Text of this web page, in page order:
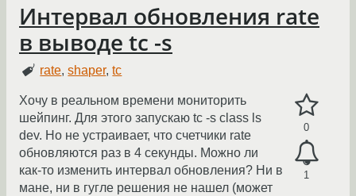
Интервал обновления rate
в выводе tc -s
rate,shaper,tc
0
1
Хочу в реальном времени мониторить
шейпинг. Для этого запускаю tc -s class ls
dev. Но не устраивает, что счетчики rate
обновляются раз в 4 секунды. Можно ли
как-то изменить интервал обновления? Ни в
мане, ни в гугле решения не нашел (может